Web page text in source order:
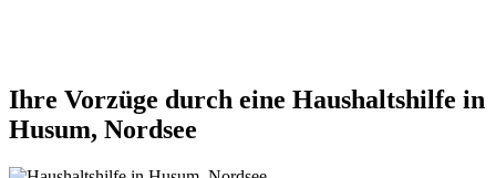
Ihre Vorzüge durch eine Haushaltshilfe in
Husum, Nordsee